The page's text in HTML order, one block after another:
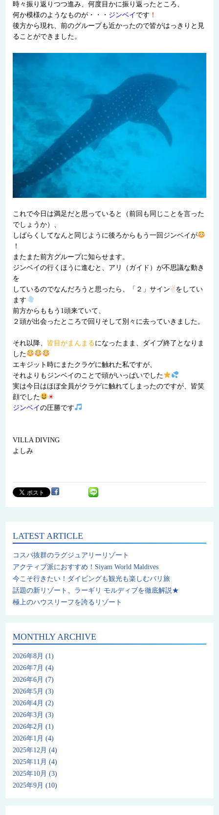
時々振り返りつつ進み、何度目かに振り返ったところ、
何か模様のようなものが・・・ ジンベイ です ！
後方から現れ、前のグループも近かったので皆がはっきりと見
ることができました。
これで今日は満足だと思っていると（前回も同じことを言った
でしょうか）、
しばらくしてなんと同じように後ろからもう一回ジンベイが
！
またまた前方グループに知らせます。
ジンベイの行くほうに進むと、アリ（ガイド）が不思議な動き
を
しているのでなんだろうと思ったら、「２」サイン✌をしてい
ます
前方からももう1頭来ていて、
２頭が出会ったところで回りそして別々に去っていきました。
それ以降、 皆目がまんまるになったまま、ダイブ終了となりま
した
エキジット時にまたクラゲに触れた私ですが、
それよりもジンベイのことで頭がいっぱいでした
実は今日はほぼ全員がクラゲに触れてしまったのですが、皆笑
顔でした
☀
ジンベイの圧勝です
VILLA DIVING
よしみ
LATEST ARTICLE
コスパ抜群のラグジュアリーリゾート
アクティブ派におすすめ！Siyam World Maldives
今こそ行きたい！ダイビングも観光も楽しむバリ旅
話題の新リゾート、ラーギリ モルディブを徹底解説★
極上のハウスリーフを誇るリゾート
MONTHLY ARCHIVE
2026年8月 (1)
2026年7月 (4)
2026年6月 (7)
2026年5月 (3)
2026年4月 (2)
2026年3月 (3)
2026年2月 (1)
2026年1月 (4)
2025年12月 (4)
2025年11月 (4)
2025年10月 (3)
2025年9月 (10)